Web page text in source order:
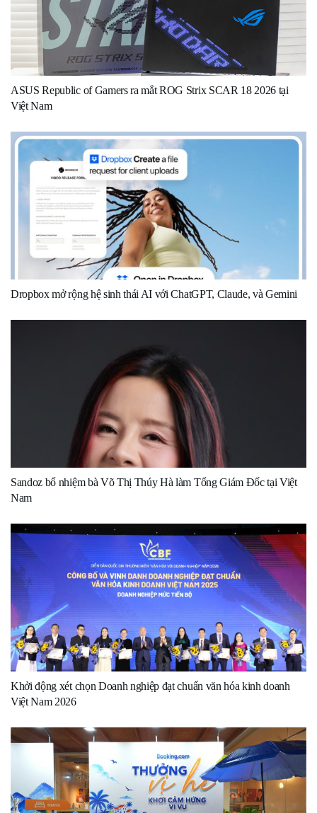
ASUS Republic of Gamers ra mắt ROG Strix SCAR 18 2026 tại
Việt Nam
Dropbox mở rộng hệ sinh thái AI với ChatGPT, Claude, và Gemini
Sandoz bổ nhiệm bà Võ Thị Thúy Hà làm Tổng Giám Đốc tại Việt
Nam
Khởi động xét chọn Doanh nghiệp đạt chuẩn văn hóa kinh doanh
Việt Nam 2026